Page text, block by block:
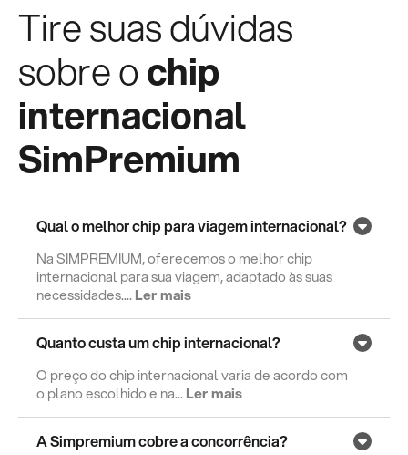
Tire suas dúvidas
sobre ochip
internacional
SimPremium
Qual o melhor chip para viagem internacional?
Na SIMPREMIUM, oferecemos o melhor chip
internacional para sua viagem, adaptado às suas
necessidades....Ler mais
Quanto custa um chip internacional?
O preço do chip internacional varia de acordo com
o plano escolhido e na...Ler mais
A Simpremium cobre a concorrência?